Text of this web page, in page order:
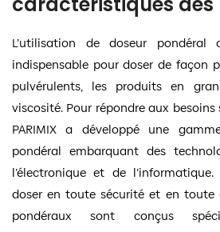
L’utilisation de doseur pondéral
indispensable pour doser de façon
pulvérulents, les produits en
viscosité. Pour répondre aux
PARIMIX a développé une
pondéral embarquant des
l’électronique et de
doser en toute sécurité et en toute
pondéraux sont conçus